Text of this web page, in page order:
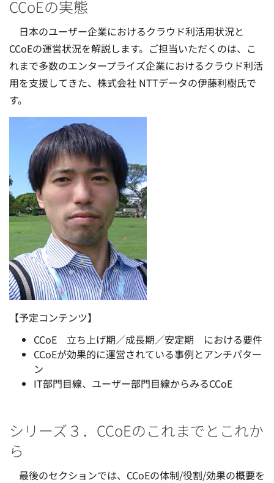
CCoEの実態
日本のユーザー企業におけるクラウド利活用状況と
CCoEの運営状況を解説します。ご担当いただくのは、こ
れまで多数のエンタープライズ企業におけるクラウド利活
用を支援してきた、株式会社 NTTデータの伊藤利樹氏で
す。
【予定コンテンツ】
CCoE 立ち上げ期／成長期／安定期 における要件
CCoEが効果的に運営されている事例とアンチパター
ン
IT部門目線、ユーザー部門目線からみるCCoE
シリーズ３．CCoEのこれまでとこれか
ら
最後のセクションでは、CCoEの体制/役割/効果の概要を